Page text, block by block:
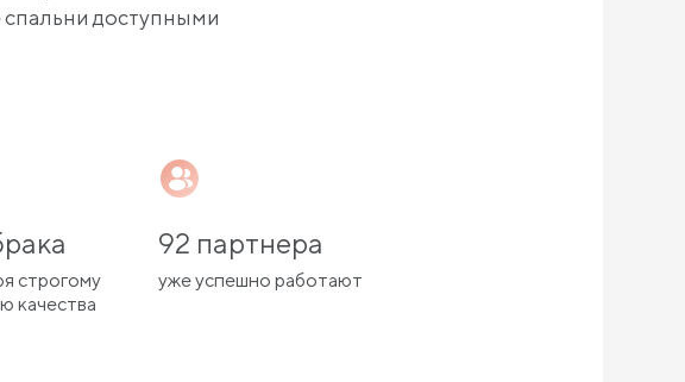
спальни доступными
строгому
качества
92 партнера
уже успешно работают